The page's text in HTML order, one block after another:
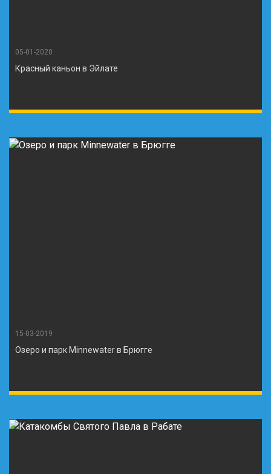
05-01-2020
Красный каньон в Эйлате
15-03-2019
Озеро и парк Minnewater в Брюгге